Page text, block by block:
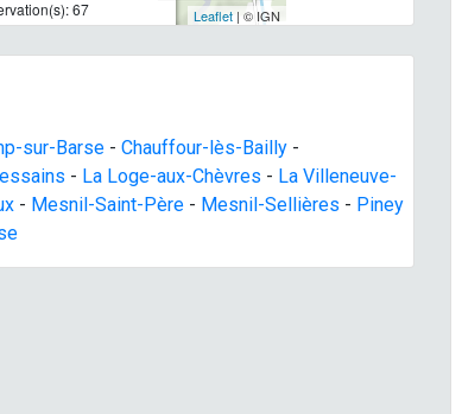
67
Leaflet| © IGN
sur-Barse - Chauffour-lès-Bailly -
- La Loge-aux-Chèvres - La Villeneuve-
- Mesnil-Saint-Père - Mesnil-Sellières - Piney